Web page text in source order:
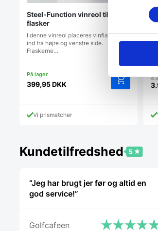
Steel-Function vinreol til 8
flasker
I denne vinreol placeres vinflaskerne
ind fra højre og venstre side.
Flaskerne…
399,95DKK
Vi prismatcher
Kundetilfredshed
“Jeg har brugt jer før og altid en
god service!”
Golfcafeen